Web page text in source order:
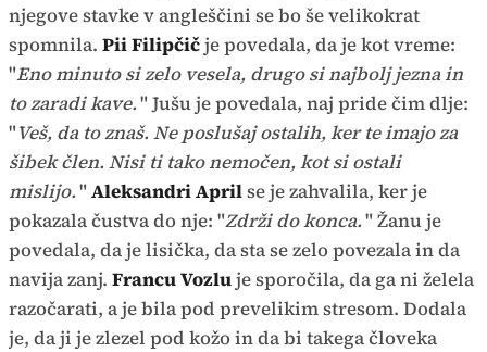
njegove stavke v angleščini se bo še velikokrat
spomnila. Pii Filipčičje povedala, da je kot vreme:
"Eno minuto si zelo vesela, drugo si najbolj jezna in
to zaradi kave." Jušu je povedala, naj pride čim dlje:
"Veš, da to znaš. Ne poslušaj ostalih, ker te imajo za
šibek člen. Nisi ti tako nemočen, kot si ostali
mislijo."Aleksandri Aprilse je zahvalila, ker je
pokazala čustva do nje: "Zdrži do konca." Žanu je
povedala, da je lisička, da sta se zelo povezala in da
navija zanj. Francu Vozluje sporočila, da ga ni želela
razočarati, a je bila pod prevelikim stresom. Dodala
je, da ji je zlezel pod kožo in da bi takega človeka